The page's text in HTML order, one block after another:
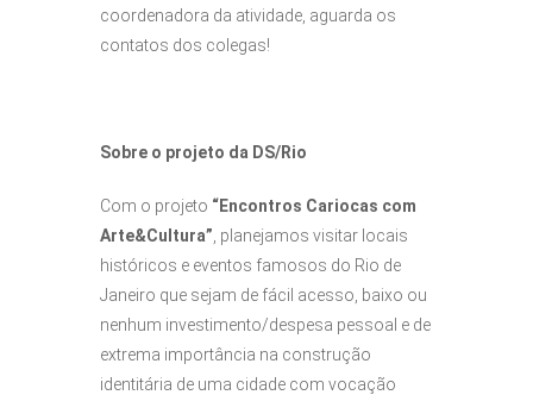
coordenadora da atividade, aguarda os
contatos dos colegas!
Sobre o projeto da DS/Rio
Com o projeto “Encontros Cariocas com
Arte&Cultura” , planejamos visitar locais
históricos e eventos famosos do Rio de
Janeiro que sejam de fácil acesso, baixo ou
nenhum investimento/despesa pessoal e de
extrema importância na construção
identitária de uma cidade com vocação